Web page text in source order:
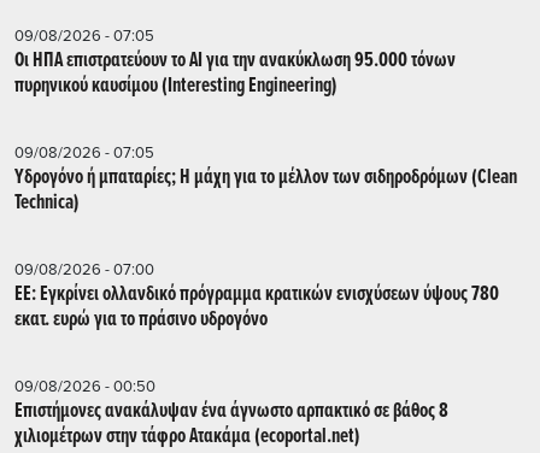
09/08/2026 - 07:05
Οι ΗΠΑ επιστρατεύουν το AI για την ανακύκλωση 95.000 τόνων
πυρηνικού καυσίμου (Interesting Engineering)
09/08/2026 - 07:05
Υδρογόνο ή μπαταρίες; Η μάχη για το μέλλον των σιδηροδρόμων (Clean
Technica)
09/08/2026 - 07:00
ΕΕ: Εγκρίνει ολλανδικό πρόγραμμα κρατικών ενισχύσεων ύψους 780
εκατ. ευρώ για το πράσινο υδρογόνο
09/08/2026 - 00:50
Επιστήμονες ανακάλυψαν ένα άγνωστο αρπακτικό σε βάθος 8
χιλιομέτρων στην τάφρο Ατακάμα (ecoportal.net)